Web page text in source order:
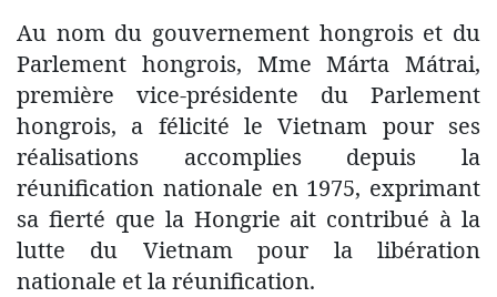
Au nom du gouvernement hongrois et du
Parlement hongrois, Mme Márta Mátrai,
première vice-présidente du Parlement
hongrois, a félicité le Vietnam pour ses
réalisations accomplies depuis la
réunification nationale en 1975, exprimant
sa fierté que la Hongrie ait contribué à la
lutte du Vietnam pour la libération
nationale et la réunification.